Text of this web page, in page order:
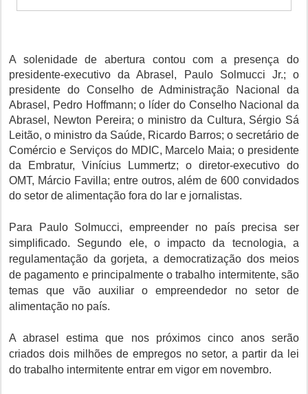
A solenidade de abertura contou com a presença do
presidente-executivo da Abrasel, Paulo Solmucci Jr.; o
presidente do Conselho de Administração Nacional da
Abrasel, Pedro Hoffmann; o líder do Conselho Nacional da
Abrasel, Newton Pereira; o ministro da Cultura, Sérgio Sá
Leitão, o ministro da Saúde, Ricardo Barros; o secretário de
Comércio e Serviços do MDIC, Marcelo Maia; o presidente
da Embratur, Vinícius Lummertz; o diretor-executivo do
OMT, Márcio Favilla; entre outros, além de 600 convidados
do setor de alimentação fora do lar e jornalistas.
Para Paulo Solmucci, empreender no país precisa ser
simplificado. Segundo ele, o impacto da tecnologia, a
regulamentação da gorjeta, a democratização dos meios
de pagamento e principalmente o trabalho intermitente, são
temas que vão auxiliar o empreendedor no setor de
alimentação no país.
A abrasel estima que nos próximos cinco anos serão
criados dois milhões de empregos no setor, a partir da lei
do trabalho intermitente entrar em vigor em novembro.